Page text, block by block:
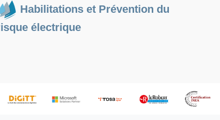
Habilitations et Prévention du
électrique